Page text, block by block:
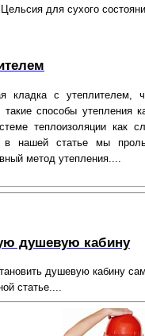
для сухого
кладка с утеплителем,
такие способы утепления
теплоизоляции как
в нашей статье мы
метод утепления....
душевую кабину
душевую кабину
статье....